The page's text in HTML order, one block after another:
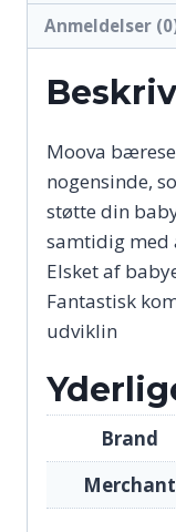
Anmeldelser
Moova
nogensinde,
støtte din
samtidig med
Elsket af
Fantastisk
udviklin
Brand
Merchant